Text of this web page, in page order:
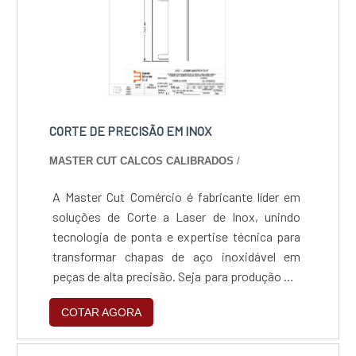
somado a uma equipe multidisciplinar de
consultores associados e profissionais com
vasta experiência na área de atuação, garante
o sucesso de cada cliente de ponta a ponta.
CORTE DE PRECISÃO EM INOX
MASTER CUT CALCOS CALIBRADOS /
A Master Cut Comércio é fabricante líder em
soluções de Corte a Laser de Inox, unindo
tecnologia de ponta e expertise técnica para
transformar chapas de aço inoxidável em
peças de alta precisão. Seja para produção em
série ou projetos personalizados, entregamos
confiabilidade e acabamento premium,
garantindo que sua indústria opere com o que
COTAR AGORA